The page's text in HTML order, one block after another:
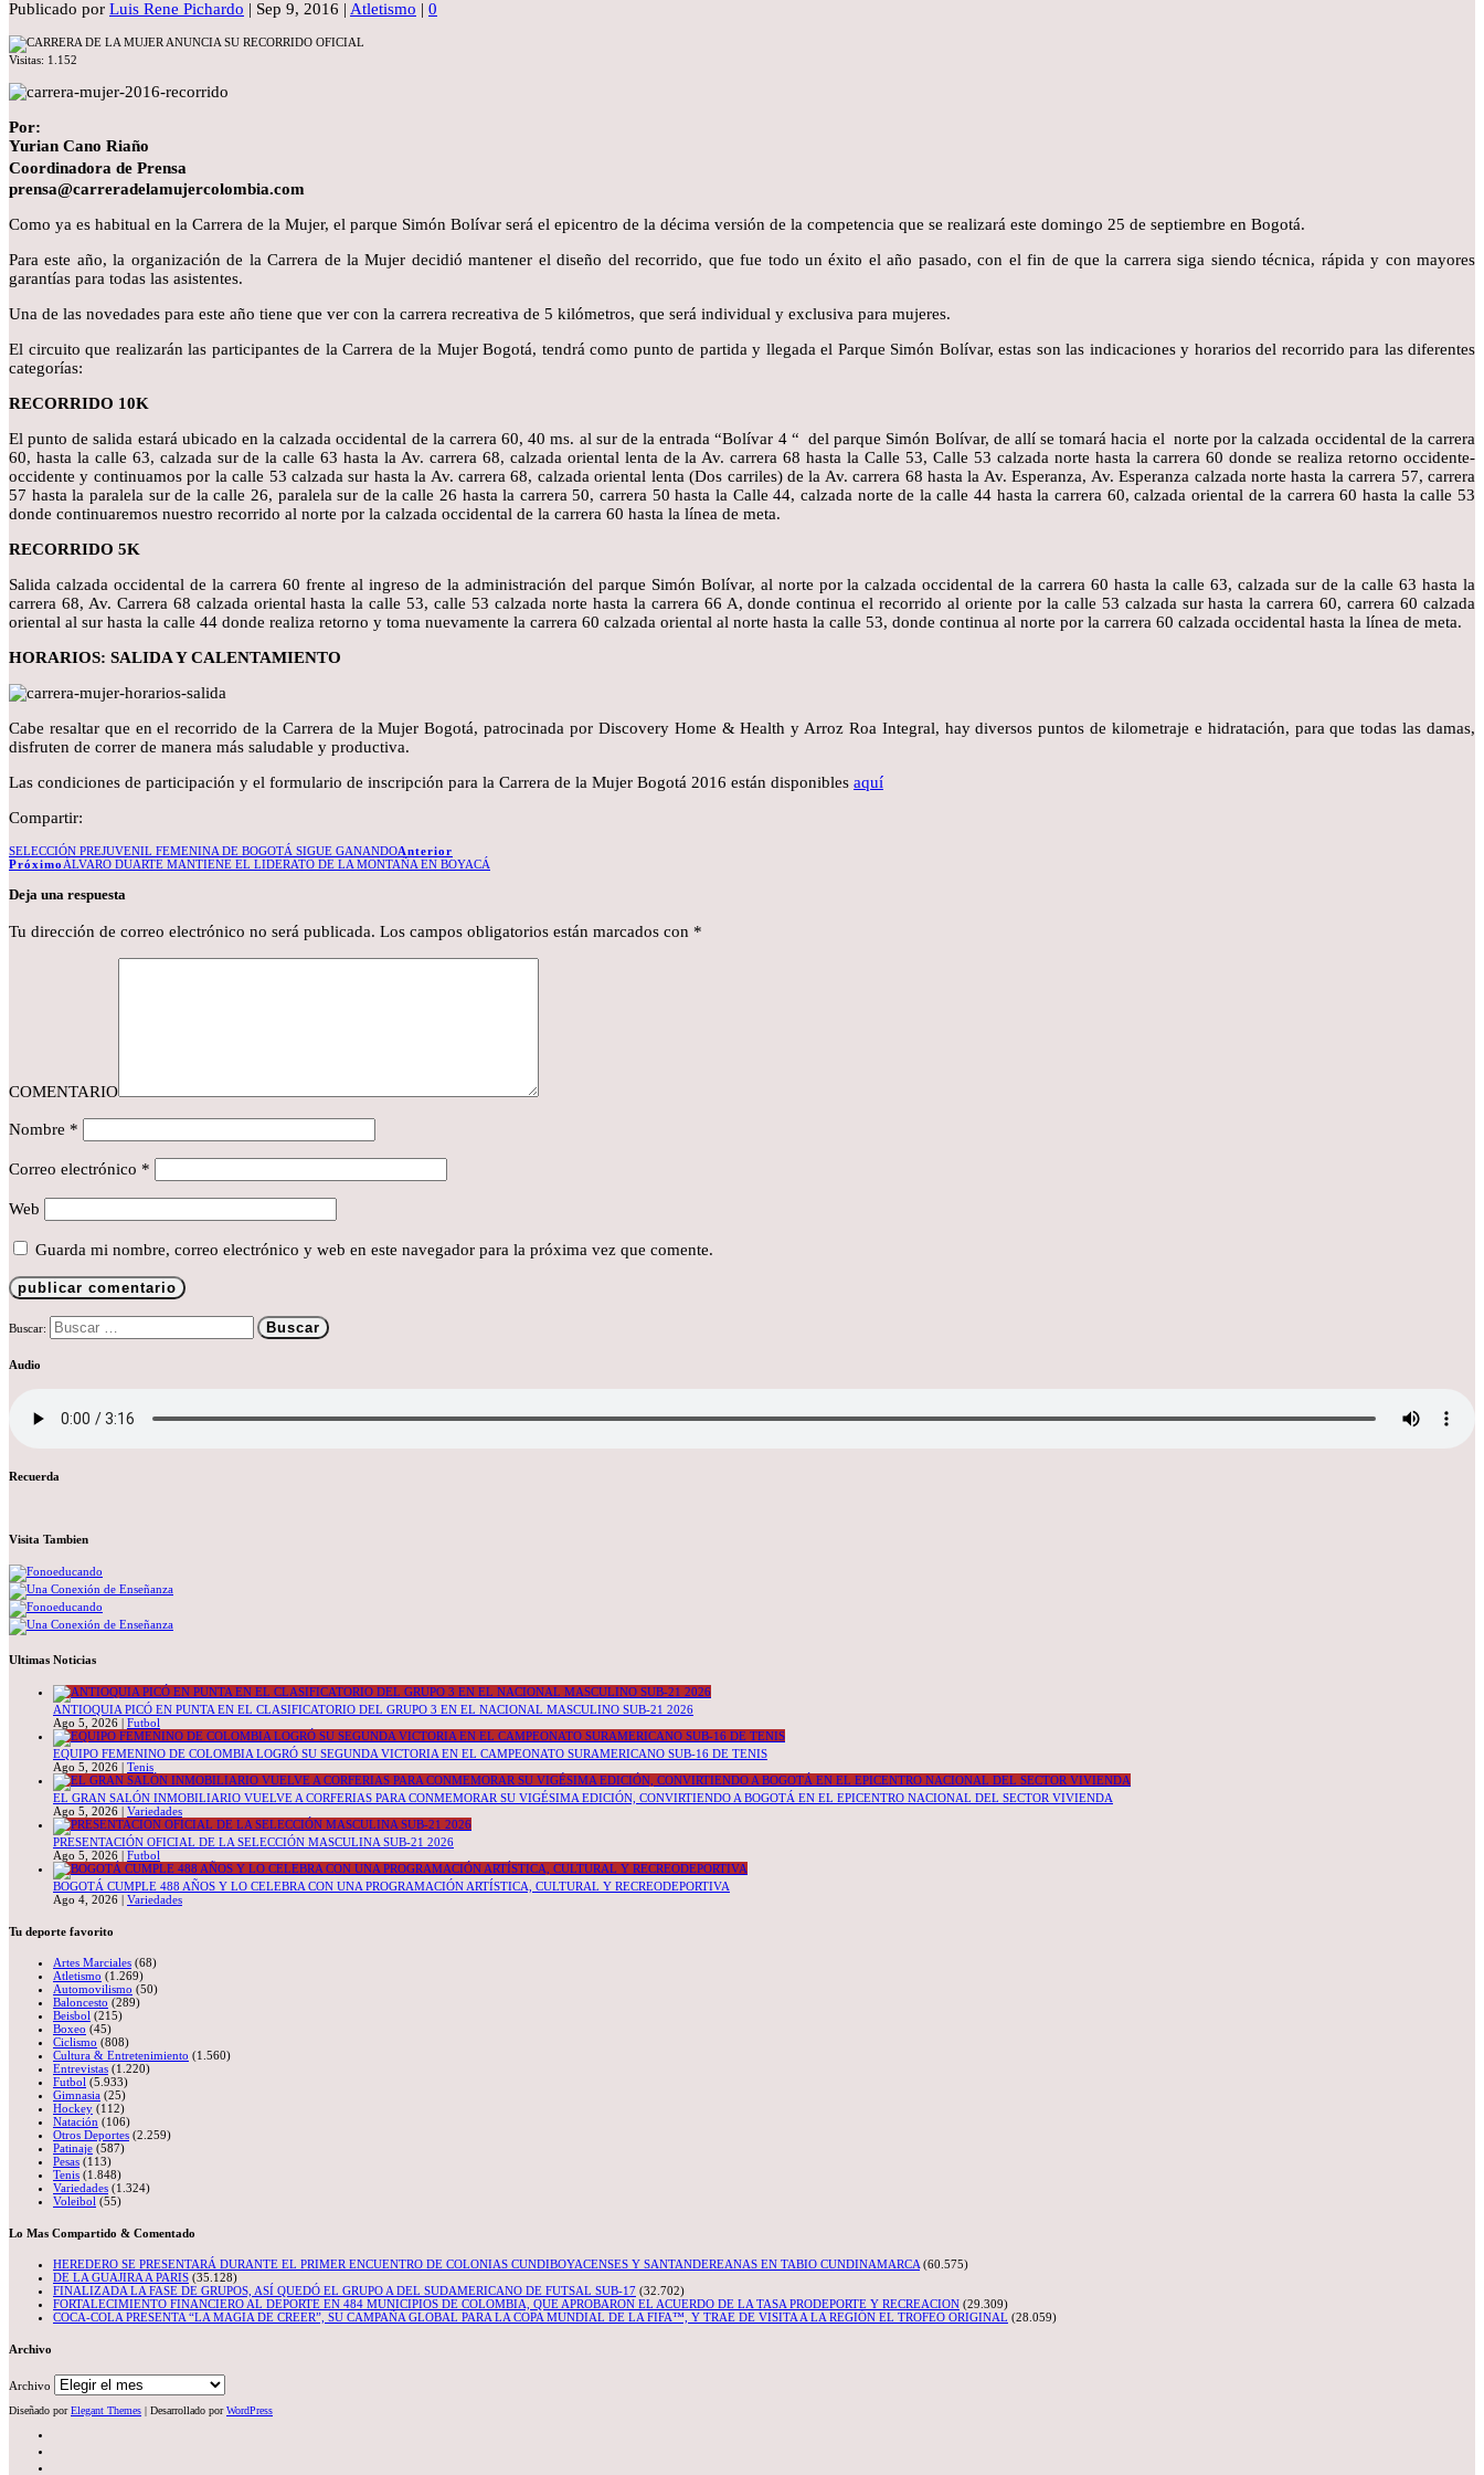
Publicado por Luis Rene Pichardo | Sep 9, 2016 | Atletismo | 0
Visitas: 1.152
Por:
Yurian Cano Riaño
Coordinadora de Prensa
prensa@carreradelamujercolombia.com
Como ya es habitual en la Carrera de la Mujer, el parque Simón Bolívar será el epicentro de la décima versión de la competencia que se realizará este domingo 25 de septiembre en Bogotá.
Para este año, la organización de la Carrera de la Mujer decidió mantener el diseño del recorrido, que fue todo un éxito el año pasado, con el fin de que la carrera siga siendo técnica, rápida y con mayores
garantías para todas las asistentes.
Una de las novedades para este año tiene que ver con la carrera recreativa de 5 kilómetros, que será individual y exclusiva para mujeres.
El circuito que realizarán las participantes de la Carrera de la Mujer Bogotá, tendrá como punto de partida y llegada el Parque Simón Bolívar, estas son las indicaciones y horarios del recorrido para las diferentes
categorías:
RECORRIDO 10K
El punto de salida estará ubicado en la calzada occidental de la carrera 60, 40 ms. al sur de la entrada “Bolívar 4 “ del parque Simón Bolívar, de allí se tomará hacia el norte por la calzada occidental de la carrera
60, hasta la calle 63, calzada sur de la calle 63 hasta la Av. carrera 68, calzada oriental lenta de la Av. carrera 68 hasta la Calle 53, Calle 53 calzada norte hasta la carrera 60 donde se realiza retorno occidente-
occidente y continuamos por la calle 53 calzada sur hasta la Av. carrera 68, calzada oriental lenta (Dos carriles) de la Av. carrera 68 hasta la Av. Esperanza, Av. Esperanza calzada norte hasta la carrera 57, carrera
57 hasta la paralela sur de la calle 26, paralela sur de la calle 26 hasta la carrera 50, carrera 50 hasta la Calle 44, calzada norte de la calle 44 hasta la carrera 60, calzada oriental de la carrera 60 hasta la calle 53
donde continuaremos nuestro recorrido al norte por la calzada occidental de la carrera 60 hasta la línea de meta.
RECORRIDO 5K
Salida calzada occidental de la carrera 60 frente al ingreso de la administración del parque Simón Bolívar, al norte por la calzada occidental de la carrera 60 hasta la calle 63, calzada sur de la calle 63 hasta la
carrera 68, Av. Carrera 68 calzada oriental hasta la calle 53, calle 53 calzada norte hasta la carrera 66 A, donde continua el recorrido al oriente por la calle 53 calzada sur hasta la carrera 60, carrera 60 calzada
oriental al sur hasta la calle 44 donde realiza retorno y toma nuevamente la carrera 60 calzada oriental al norte hasta la calle 53, donde continua al norte por la carrera 60 calzada occidental hasta la línea de meta.
HORARIOS: SALIDA Y CALENTAMIENTO
Cabe resaltar que en el recorrido de la Carrera de la Mujer Bogotá, patrocinada por Discovery Home & Health y Arroz Roa Integral, hay diversos puntos de kilometraje e hidratación, para que todas las damas,
disfruten de correr de manera más saludable y productiva.
Las condiciones de participación y el formulario de inscripción para la Carrera de la Mujer Bogotá 2016 están disponibles aquí
Compartir:
SELECCIÓN PREJUVENIL FEMENINA DE BOGOTÁ SIGUE GANANDOAnterior
Próximo ÁLVARO DUARTE MANTIENE EL LIDERATO DE LA MONTAÑA EN BOYACÁ
Deja una respuesta
Tu dirección de correo electrónico no será publicada. Los campos obligatorios están marcados con *
COMENTARIO
Nombre *
Correo electrónico *
Web
Guarda mi nombre, correo electrónico y web en este navegador para la próxima vez que comente.
Buscar:
Audio
Recuerda
Visita Tambien
Ultimas Noticias
ANTIOQUIA PICÓ EN PUNTA EN EL CLASIFICATORIO DEL GRUPO 3 EN EL NACIONAL MASCULINO SUB-21 2026
Ago 5, 2026 | Futbol
EQUIPO FEMENINO DE COLOMBIA LOGRÓ SU SEGUNDA VICTORIA EN EL CAMPEONATO SURAMERICANO SUB-16 DE TENIS
Ago 5, 2026 | Tenis
EL GRAN SALÓN INMOBILIARIO VUELVE A CORFERIAS PARA CONMEMORAR SU VIGÉSIMA EDICIÓN, CONVIRTIENDO A BOGOTÁ EN EL EPICENTRO NACIONAL DEL SECTOR VIVIENDA
Ago 5, 2026 | Variedades
PRESENTACIÓN OFICIAL DE LA SELECCIÓN MASCULINA SUB-21 2026
Ago 5, 2026 | Futbol
BOGOTÁ CUMPLE 488 AÑOS Y LO CELEBRA CON UNA PROGRAMACIÓN ARTÍSTICA, CULTURAL Y RECREODEPORTIVA
Ago 4, 2026 | Variedades
Tu deporte favorito
Artes Marciales (68)
Atletismo (1.269)
Automovilismo (50)
Baloncesto (289)
Beisbol (215)
Boxeo (45)
Ciclismo (808)
Cultura & Entretenimiento (1.560)
Entrevistas (1.220)
Futbol (5.933)
Gimnasia (25)
Hockey (112)
Natación (106)
Otros Deportes (2.259)
Patinaje (587)
Pesas (113)
Tenis (1.848)
Variedades (1.324)
Voleibol (55)
Lo Mas Compartido & Comentado
HEREDERO SE PRESENTARÁ DURANTE EL PRIMER ENCUENTRO DE COLONIAS CUNDIBOYACENSES Y SANTANDEREANAS EN TABIO CUNDINAMARCA (60.575)
DE LA GUAJIRA A PARIS (35.128)
FINALIZADA LA FASE DE GRUPOS, ASÍ QUEDÓ EL GRUPO A DEL SUDAMERICANO DE FUTSAL SUB-17 (32.702)
FORTALECIMIENTO FINANCIERO AL DEPORTE EN 484 MUNICIPIOS DE COLOMBIA, QUE APROBARON EL ACUERDO DE LA TASA PRODEPORTE Y RECREACION (29.309)
COCA-COLA PRESENTA “LA MAGIA DE CREER”, SU CAMPAÑA GLOBAL PARA LA COPA MUNDIAL DE LA FIFA™, Y TRAE DE VISITA A LA REGIÓN EL TROFEO ORIGINAL (28.059)
Archivo
Archivo
Diseñado porElegant Themes | Desarrollado porWordPress